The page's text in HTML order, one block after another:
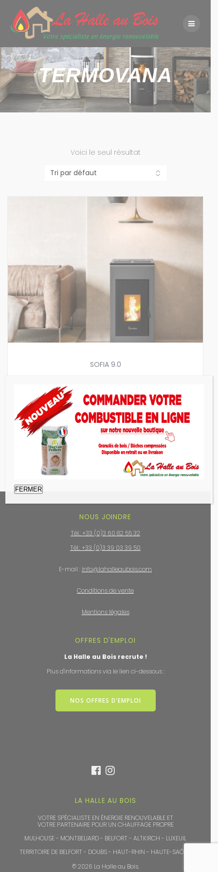
content
TERMOVANA
Voici le seul résultat
SOFIA 9.0
LA HALLE AU BOIS
VOTRE SPÉCIALISTE EN ÉNERGIE RENOUVELABLE ET
VOTRE PARTENAIRE POUR UN CHAUFFAGE PROPRE
MULHOUSE - MONTBELIARD - BELFORT - ALTKIRCH - LUXEUIL
TERRITOIRE DE BELFORT - DOUBS - HAUT-RHIN - HAUTE-SAÔNE
© 2026 La Halle au Bois.
NOUS JOINDRE
Tél.: +33 (0)3 60 82 55 32
Tél.: +33 (0)3 39 03 39 50
E-mail : info@lahalleaubois.com
Conditions de vente
Mentions légales
OFFRES D'EMPLOI
La Halle au Bois recrute !
Plus d'informations via le lien ci-dessous :
NOS OFFRES D'EMPLOI
FERMER